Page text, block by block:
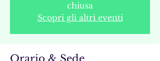
chiusa
Scopri gli altri eventi
Orario & Sede